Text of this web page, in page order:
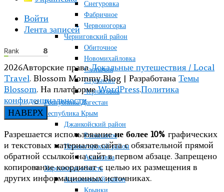
Снегуровка
Фабричное
Червоногорка
Черниговский район
Обиточное
Новомихайловка
Салтычия
Стульнево
Черниговка
Республика Дагестан
Республика Крым
Джанкойский район
Роскошное
Нижнегорский район
Акимовка
Херсонская область
Алешковский район
Крынки
Войти
Лента записей
2026Авторские праваЛокальные путешествия / Local
Travel. Blossom Mommy Blog | Разработана Темы
Blossom. На платформеWordPress.Политика
конфиденциальности
НАВЕРХ
Разрешается использованиене более 10% графических
и текстовых материалов сайта с обязательной прямой
обратной ссылкой на сайт в первом абзаце. Запрещено
копирование координат с целью их размещения в
других информационных источниках.